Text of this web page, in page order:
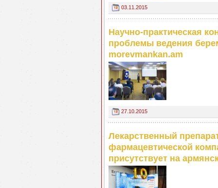
03.11.2015
Научно-практическая
проблемы ведения
morevmankan.am
27.10.2015
Лекарственный
фармацевтической
присутствует на